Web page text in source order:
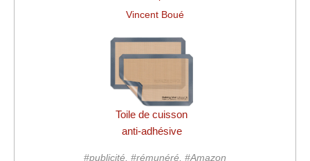
Toile de cuisson
anti-adhésive
#publicité, #rémunéré, #Amazon